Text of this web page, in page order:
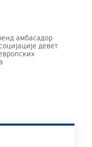
амбасадор
девет